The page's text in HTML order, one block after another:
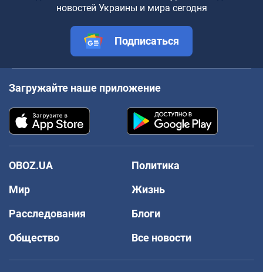
новостей Украины и мира сегодня
Подписаться
Загружайте наше приложение
OBOZ.UA
Политика
Мир
Жизнь
Расследования
Блоги
Общество
Все новости